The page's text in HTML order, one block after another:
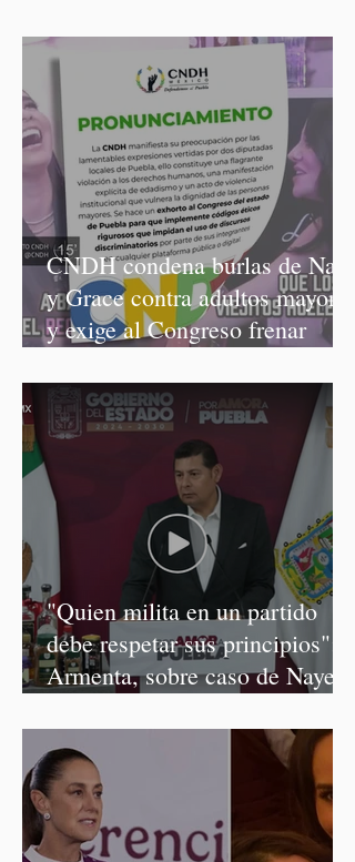
CNDH condena burlas de Nay
y Grace contra adultos mayores
y exige al Congreso frenar
"Quien milita en un partido
debe respetar sus principios":
Armenta, sobre caso de Nayeli